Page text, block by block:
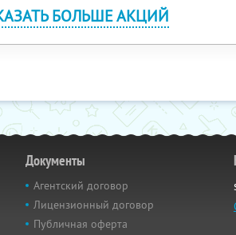
БОЛЬШЕ АКЦИЙ
Документы
Агентский договор
Лицензионный договор
Публичная оферта